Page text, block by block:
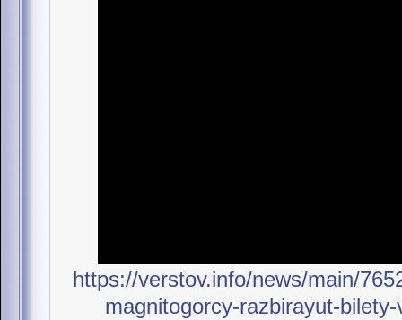
https://verstov.info/news/main/
magnitogorcy-razbirayut-